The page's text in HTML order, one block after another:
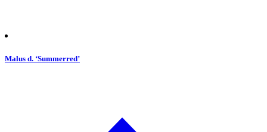
Malus d. ‘Summerred’